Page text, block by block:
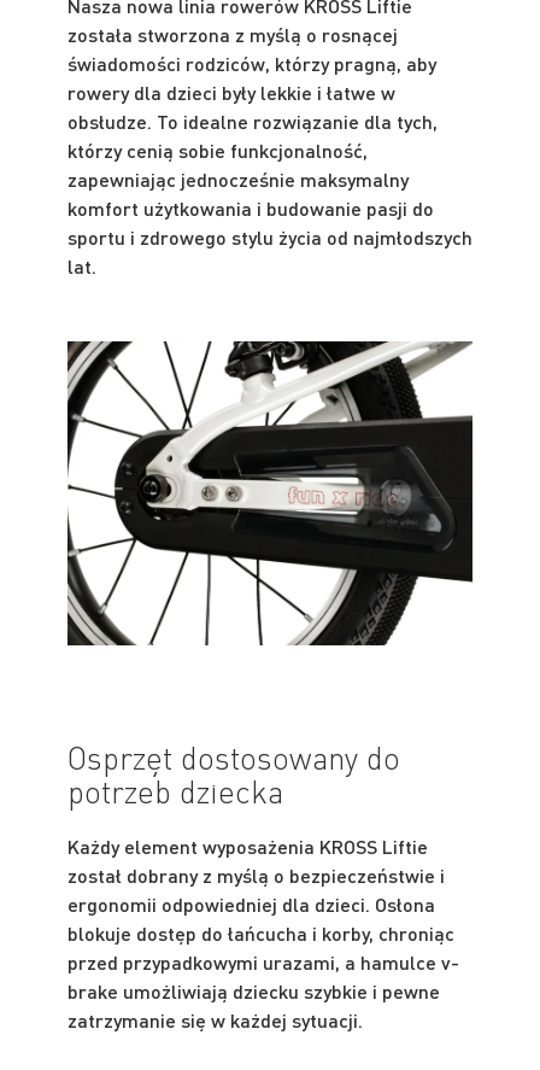
Nasza nowa linia rowerów KROSS Liftie
została stworzona z myślą o rosnącej
świadomości rodziców, którzy pragną, aby
rowery dla dzieci były lekkie i łatwe w
obsłudze. To idealne rozwiązanie dla tych,
którzy cenią sobie funkcjonalność,
zapewniając jednocześnie maksymalny
komfort użytkowania i budowanie pasji do
sportu i zdrowego stylu życia od najmłodszych
lat.
Osprzęt dostosowany do
potrzeb dziecka
Każdy element wyposażenia KROSS Liftie
został dobrany z myślą o bezpieczeństwie i
ergonomii odpowiedniej dla dzieci. Osłona
blokuje dostęp do łańcucha i korby, chroniąc
przed przypadkowymi urazami, a hamulce v-
brake umożliwiają dziecku szybkie i pewne
zatrzymanie się w każdej sytuacji.